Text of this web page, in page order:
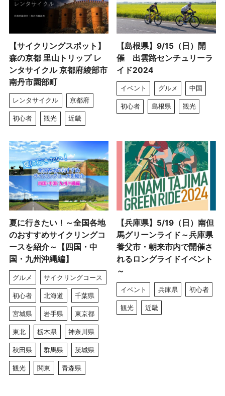
【サイクリングスポット】
森の京都 里山トリップ レ
ンタサイクル 京都府綾部市
南丹市園部町
レンタサイクル 京都府
初心者 観光 近畿
【島根県】9/15（日）開
催 出雲路センチュリーラ
イド2024
イベント グルメ 中国
初心者 島根県 観光
夏に行きたい！～全国各地
のおすすめサイクリングコ
ースを紹介～【四国・中
国・九州沖縄編】
グルメ サイクリングコース
初心者 北海道 千葉県
宮城県 岩手県 東京都
東北 栃木県 神奈川県
秋田県 群馬県 茨城県
観光 関東 青森県
【兵庫県】5/19（日）南但
馬グリーンライド～兵庫県
養父市・朝来市内で開催さ
れるロングライドイベント
～
イベント 兵庫県 初心者
観光 近畿